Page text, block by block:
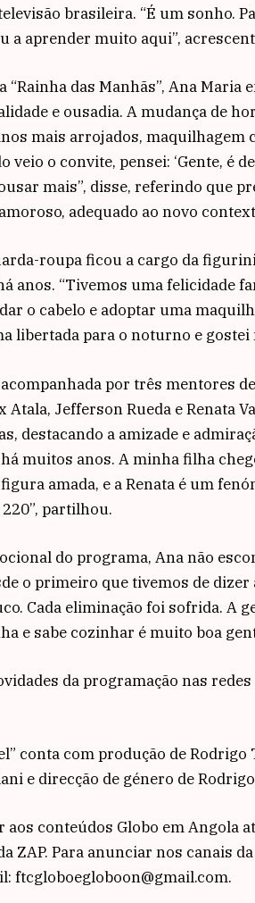
brasileira. “É um sonho.
a aprender muito aqui”,
“Rainha das Manhãs”, Ana
e ousadia. A mudança de
mais arrojados, maquilhagem
veio o convite, pensei: ‘Gente, é
mais”, disse, referindo que
adequado ao novo
roupa ficou a cargo da
anos. “Tivemos uma felicidade
o cabelo e adoptar uma
libertada para o noturno e
por três mentores
Atala, Jefferson Rueda e Renata
destacando a amizade e
há muitos anos. A minha filha
amada, e a Renata é um
partilhou.
do programa, Ana não
o primeiro que tivemos de
Cada eliminação foi sofrida. A
e sabe cozinhar é muito boa
da programação nas
conta com produção de Rodrigo
e direcção de género de
aos conteúdos Globo em Angola
ZAP. Para anunciar nos canais
ftcgloboegloboon@gmail.com.